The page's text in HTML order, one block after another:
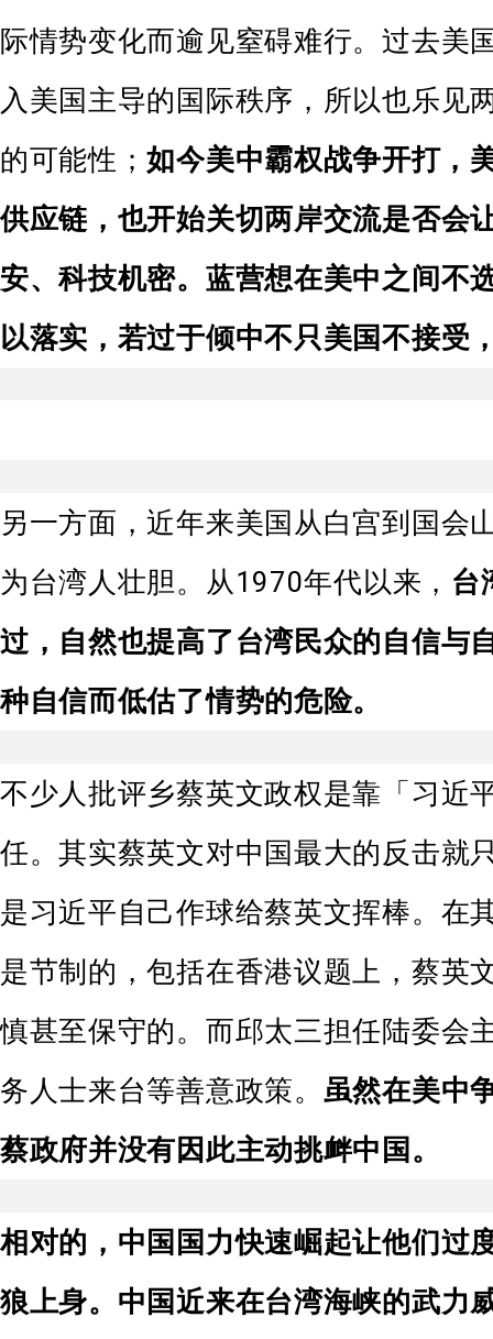
际情势变化而逾见窒碍难行。过去美
入美国主导的国际秩序，所以也乐见
的可能性；如今美中霸权战争开打，
供应链，也开始关切两岸交流是否会
安、科技机密。蓝营想在美中之间不
以落实，若过于倾中不只美国不接受
另一方面，近年来美国从白宫到国会
为台湾人壮胆。从1970年代以来， 台
过，自然也提高了台湾民众的自信与
种自信而低估了情势的危险。
不少人批评乡蔡英文政权是靠「习近
任。其实蔡英文对中国最大的反击就
是习近平自己作球给蔡英文挥棒。在
是节制的，包括在香港议题上，蔡英
慎甚至保守的。而邱太三担任陆委会
务人士来台等善意政策。 虽然在美中
蔡政府并没有因此主动挑衅中国。
相对的，中国国力快速崛起让他们过
狼上身。中国近来在台湾海峡的武力